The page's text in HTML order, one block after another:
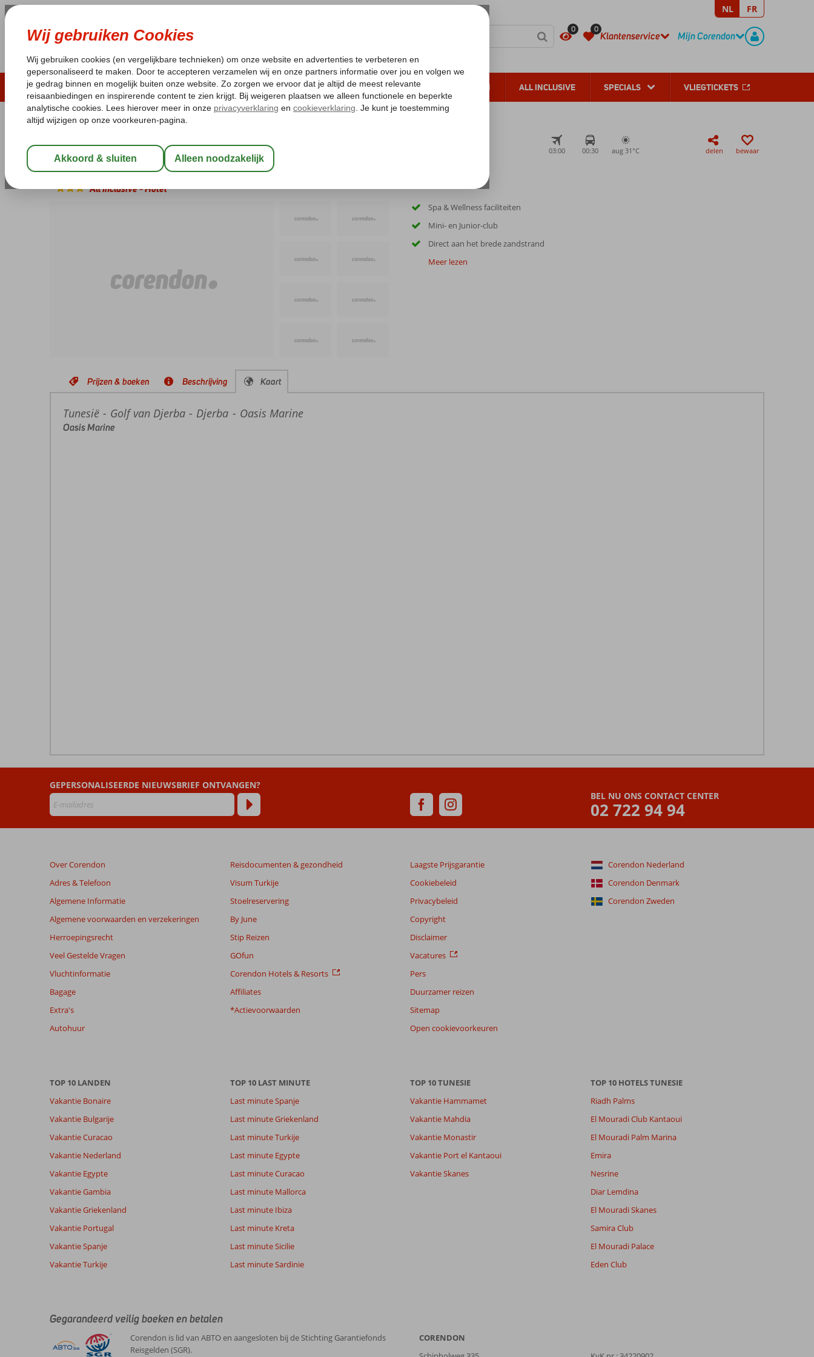
0 0
Klantenservice
CONTACT
Mijn Corendon
REGISTREER
NL FR
ZOMER 2026 LAST MINUTES WINTERZON ZONVAKANTIES VERRE REIZEN ALL INCLUSIVE SPECIALS VLIEGTICKETS
Laagsteprijsgarantie* Geen fueltoeslag Gratis annuleren*
Home
Tunesië Golf van Djerba Djerba Oasis Marine
Oasis Marine
All Inclusive-Hotel
03:00 00:30 aug 31°C delen bewaar
Spa & Wellness faciliteiten
Mini- en Junior-club
Direct aan het brede zandstrand
Meer lezen
Prijzen & boeken Beschrijving Kaart
Home
Tunesië Golf van Djerba Djerba Oasis Marine
Oasis Marine
door
onze
klanten
in
Oasis
Beoordelingen
die
zijn
dan
relevantie
de
getoonde
te
garanderen.
info
over
beoordelingen.
BEL NU ONS CONTACT CENTER
02 722 94 94
GEPERSONALISEERDE NIEUWSBRIEF ONTVANGEN?
Over Corendon
Adres & Telefoon
Algemene Informatie
Algemene voorwaarden en verzekeringen
Herroepingsrecht
Veel Gestelde Vragen
Vluchtinformatie
Bagage
Extra's
Autohuur
Reisdocumenten & gezondheid
Visum Turkije
Stoelreservering
By June
Stip Reizen
GOfun
Corendon Hotels & Resorts
Affiliates
*Actievoorwaarden
Laagste Prijsgarantie
Cookiebeleid
Privacybeleid
Copyright
Disclaimer
Vacatures
Pers
Duurzamer reizen
Sitemap
Open cookievoorkeuren
Corendon Nederland
Corendon Denmark
Corendon Zweden
TOP 10 LANDEN
Vakantie Bonaire
Vakantie Bulgarije
Vakantie Curacao
Vakantie Nederland
Vakantie Egypte
Vakantie Gambia
Vakantie Griekenland
Vakantie Portugal
Vakantie Spanje
Vakantie Turkije
TOP 10 LAST MINUTE
Last minute Spanje
Last minute Griekenland
Last minute Turkije
Last minute Egypte
Last minute Curacao
Last minute Mallorca
Last minute Ibiza
Last minute Kreta
Last minute Sicilie
Last minute Sardinie
TOP 10 TUNESIE
Vakantie Hammamet
Vakantie Mahdia
Vakantie Monastir
Vakantie Port el Kantaoui
Vakantie Skanes
TOP 10 HOTELS TUNESIE
Riadh Palms
El Mouradi Club Kantaoui
El Mouradi Palm Marina
Emira
Nesrine
Diar Lemdina
El Mouradi Skanes
Samira Club
El Mouradi Palace
Eden Club
Gegarandeerd veilig boeken en betalen
Corendon is lid van ABTO en aangesloten bij de Stichting Garantiefonds
Reisgelden (SGR).
CORENDON